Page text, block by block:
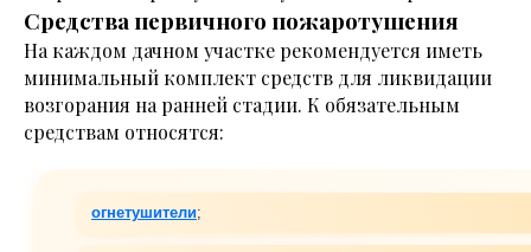
Средства первичного пожаротушения
На каждом дачном участке рекомендуется иметь
минимальный комплект средств для ликвидации
возгорания на ранней стадии. К обязательным
средствам относятся:
огнетушители;